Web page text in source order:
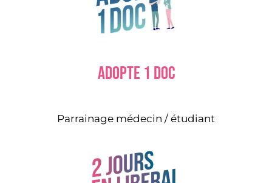
Adopte 1 doc
Parrainage médecin / étudiant